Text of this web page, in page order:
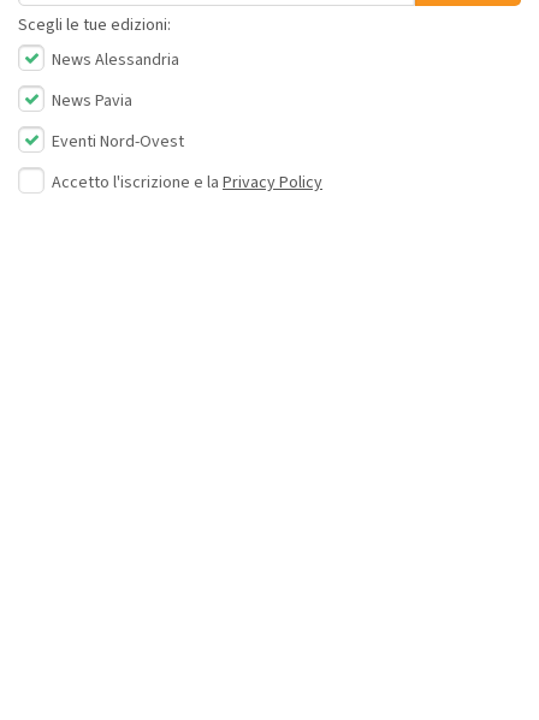
Scegli le tue edizioni:
News Alessandria
News Pavia
Eventi Nord-Ovest
Accetto l'iscrizione e la Privacy Policy